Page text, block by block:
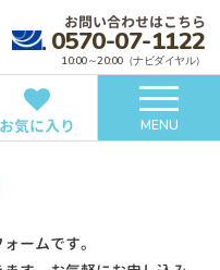
お問い合わせはこちら
0570-07-1122
10:00～20:00（ナビダイヤル）
お気に入り MENU
ームです。